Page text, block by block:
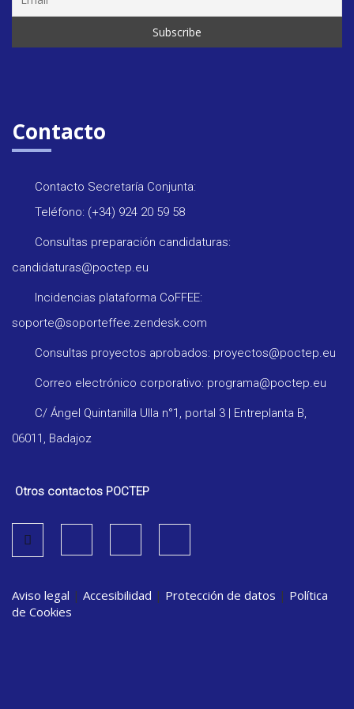
Contacto
Contacto Secretaría Conjunta:
Teléfono: (+34) 924 20 59 58
Consultas preparación candidaturas:
candidaturas@poctep.eu
Incidencias plataforma CoFFEE:
soporte@soporteffee.zendesk.com
Consultas proyectos aprobados: proyectos@poctep.eu
Correo electrónico corporativo: programa@poctep.eu
C/ Ángel Quintanilla Ulla n°1, portal 3 | Entreplanta B,
06011, Badajoz
Otros contactos POCTEP
Aviso legal | Accesibilidad | Protección de datos | Política
de Cookies